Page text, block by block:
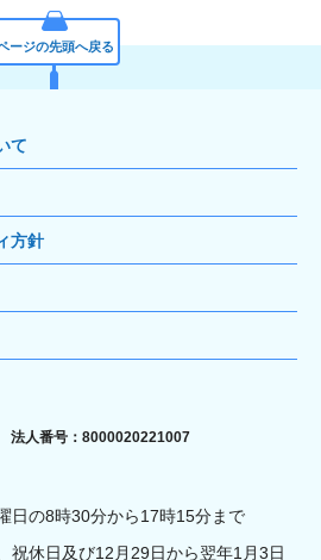
ージの先頭へ戻る
て
方針
静岡市
法人番号：8000020221007
日の8時30分から17時15分まで
祝休日及び12月29日から翌年1月3日